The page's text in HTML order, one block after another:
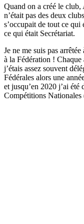
Quand on a créé le
n’était pas des deux
s’occupait de tout ce qui
ce qui était Secrétariat.
Je ne me suis pas
à la Fédération !
j’étais assez souvent
Fédérales alors une
et jusqu’en 2020 j’ai
Compétitions Nationales